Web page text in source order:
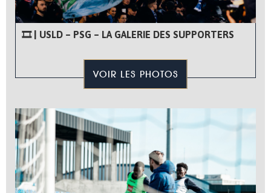
🎞 | USLD – PSG – LA GALERIE DES SUPPORTERS
VOIR LES PHOTOS